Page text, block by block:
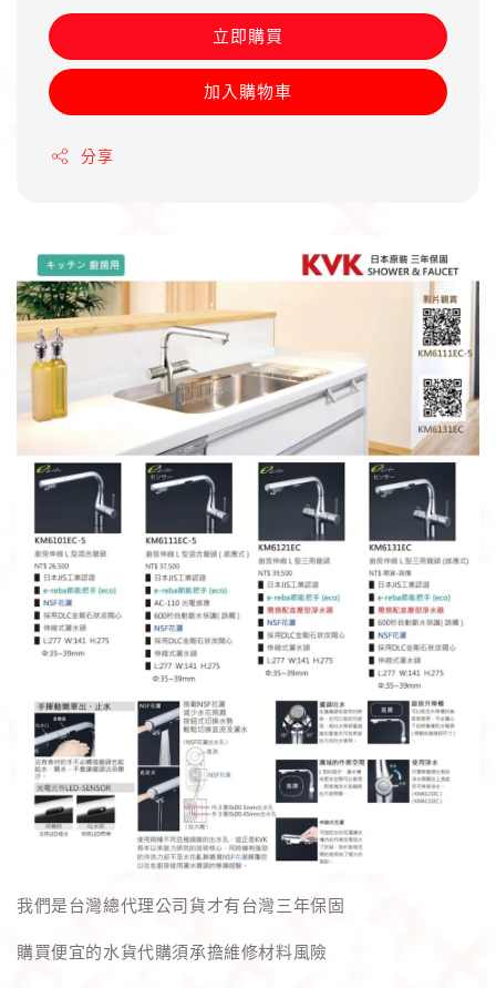
立即購買
加入購物車
分享
我們是台灣總代理公司貨才有台灣三年保固
購買便宜的水貨代購須承擔維修材料風險